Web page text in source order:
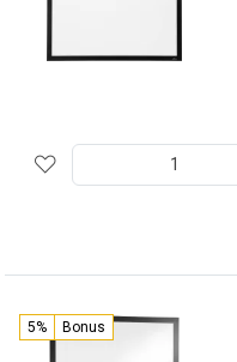
5% Bonus